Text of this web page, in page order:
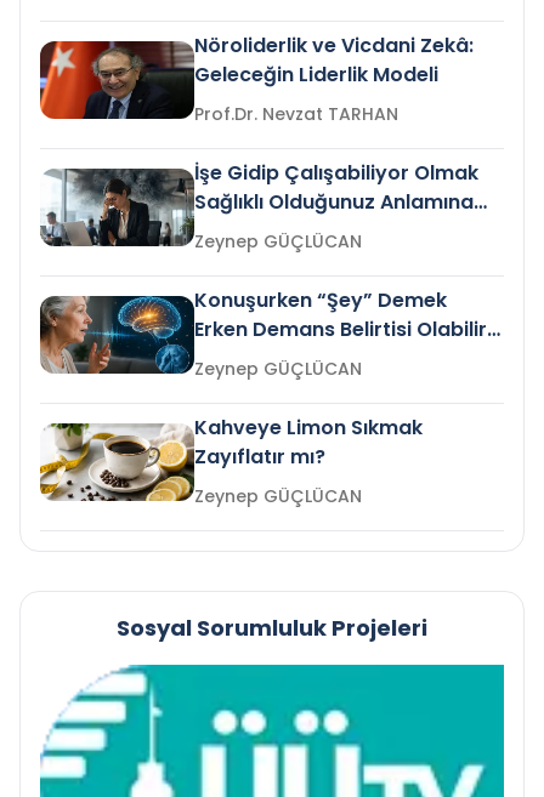
Nöroliderlik ve Vicdani Zekâ:
Geleceğin Liderlik Modeli
Prof.Dr. Nevzat TARHAN
İşe Gidip Çalışabiliyor Olmak
Sağlıklı Olduğunuz Anlamına
Gelir mi?Zeynep GÜÇLÜCAN
Konuşurken “Şey” Demek
Erken Demans Belirtisi Olabilir
mi?
Zeynep GÜÇLÜCAN
Kahveye Limon Sıkmak
Zayıflatır mı?
Zeynep GÜÇLÜCAN
Sosyal Sorumluluk Projeleri